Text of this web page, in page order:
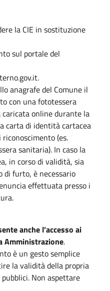
la CIE in sostituzione
sul portale del
anagrafe del Comune il
con una fototessera
caricata online durante la
carta di identità cartacea
(es.
sanitaria). In caso la
in corso di validità, sia
furto, è necessario
effettuata presso i
anche l’accesso ai
Amministrazione.
è un gesto semplice
la validità della propria
Non aspettare